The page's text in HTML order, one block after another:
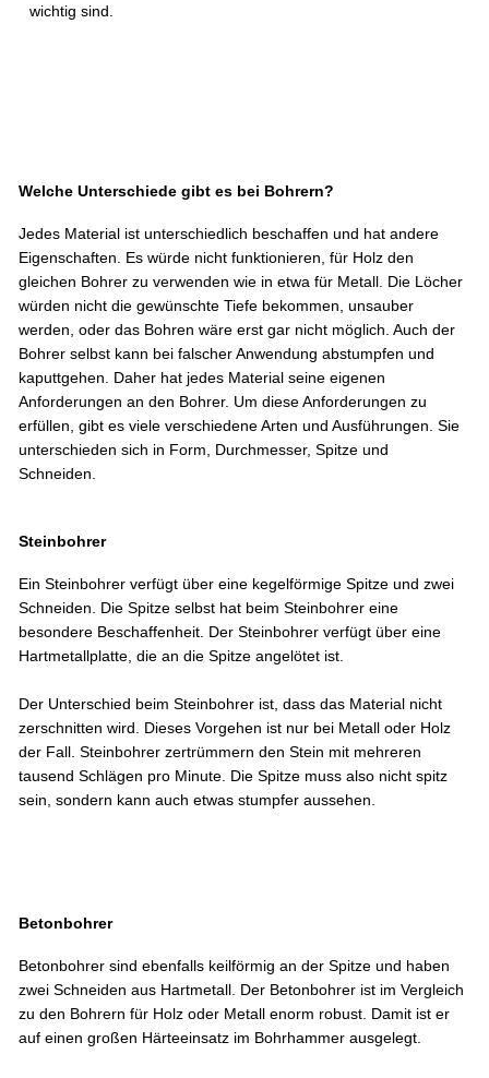
wichtig sind.
Welche Unterschiede gibt es bei Bohrern?
Jedes Material ist unterschiedlich beschaffen und hat andere
Eigenschaften. Es würde nicht funktionieren, für Holz den
gleichen Bohrer zu verwenden wie in etwa für Metall. Die Löcher
würden nicht die gewünschte Tiefe bekommen, unsauber
werden, oder das Bohren wäre erst gar nicht möglich. Auch der
Bohrer selbst kann bei falscher Anwendung abstumpfen und
kaputtgehen. Daher hat jedes Material seine eigenen
Anforderungen an den Bohrer. Um diese Anforderungen zu
erfüllen, gibt es viele verschiedene Arten und Ausführungen. Sie
unterschieden sich in Form, Durchmesser, Spitze und
Schneiden.
Steinbohrer
Ein Steinbohrer verfügt über eine kegelförmige Spitze und zwei
Schneiden. Die Spitze selbst hat beim Steinbohrer eine
besondere Beschaffenheit. Der Steinbohrer verfügt über eine
Hartmetallplatte, die an die Spitze angelötet ist.
Der Unterschied beim Steinbohrer ist, dass das Material nicht
zerschnitten wird. Dieses Vorgehen ist nur bei Metall oder Holz
der Fall. Steinbohrer zertrümmern den Stein mit mehreren
tausend Schlägen pro Minute. Die Spitze muss also nicht spitz
sein, sondern kann auch etwas stumpfer aussehen.
Betonbohrer
Betonbohrer sind ebenfalls keilförmig an der Spitze und haben
zwei Schneiden aus Hartmetall. Der Betonbohrer ist im Vergleich
zu den Bohrern für Holz oder Metall enorm robust. Damit ist er
auf einen großen Härteeinsatz im Bohrhammer ausgelegt.